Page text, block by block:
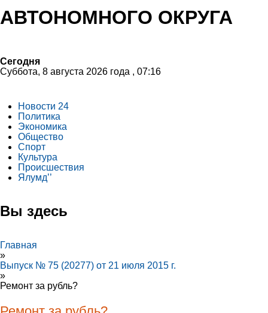
АВТОНОМНОГО ОКРУГА
Сегодня
Суббота, 8 августа 2026 года , 07:16
Новости 24
Политика
Экономика
Общество
Спорт
Культура
Происшествия
Ялумд’’
Вы здесь
Главная
»
Выпуск № 75 (20277) от 21 июля 2015 г.
»
Ремонт за рубль?